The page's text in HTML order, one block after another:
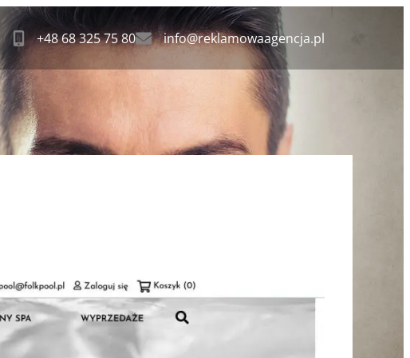
+48 68 325 75 80 info@reklamowaagencja.pl